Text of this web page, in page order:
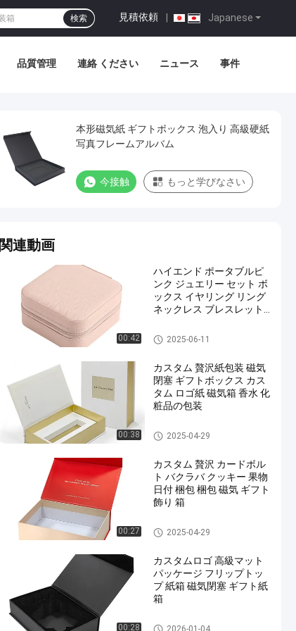
Japanese
見積依頼
検索
品質管理 連絡 ください ニュース 事件
本形磁気紙 ギフトボックス 泡入り 高級硬紙
写真フレームアルバム
今接触 もっと学びなさい
関連動画
00:42
ハイエンド ポータブルピ
ンク ジュエリー セット ボ
ックス イヤリング リング
ネックレス ブレスレット
収納箱
磁気梱包箱
2025-06-11
00:38
カスタム 贅沢紙包装 磁気
閉塞 ギフトボックス カス
タム ロゴ紙 磁気箱 香水 化
粧品の包装
磁気梱包箱
2025-04-29
00:27
カスタム 贅沢 カードボル
ト バクラバ クッキー 果物
日付 梱包 梱包 磁気 ギフト
飾り 箱
磁気梱包箱
2025-04-29
00:28
カスタムロゴ 高級マット
パッケージ フリップトッ
プ 紙箱 磁気閉塞 ギフト紙
箱
磁気梱包箱
2026-01-04